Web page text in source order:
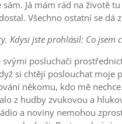
Já mám rád na životě
Všechno ostatní se dá
Kdysi jste prohlásil: Co
svými posluchači
si chtějí poslouchat moje
někomu, kdo mě
z hudby zvukovou a
a noviny nemohou